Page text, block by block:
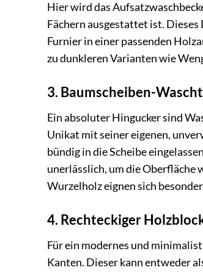
Hier wird das
Fächern ausgestattet ist.
Furnier in einer passenden
zu dunkleren Varianten wie
3. Baumscheiben-
Ein absoluter Hingucker sind
Unikat mit seiner eigenen,
bündig in die Scheibe
unerlässlich, um die Oberfläche
Wurzelholz eignen sich
4. Rechteckiger
Für ein modernes und
Kanten. Dieser kann entweder